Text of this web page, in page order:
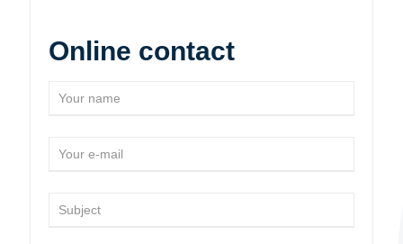
Online contact